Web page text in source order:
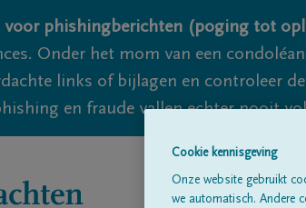
voor phishingberichten (poging tot
Onder het mom van een
links of bijlagen en controleer
en fraude vallen echter nooit
Cookie kennisgeving
Onze website gebruikt
we automatisch. Andere